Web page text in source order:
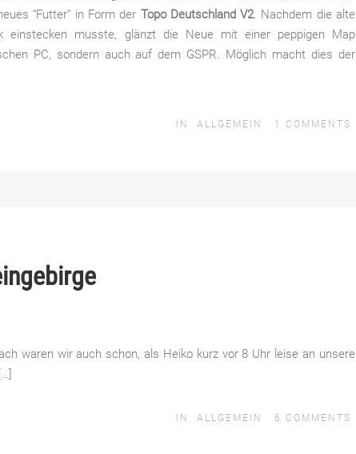
“Futter” in Form der Topo Deutschland V2. Nachdem die alte
einstecken musste, glänzt die Neue mit einer peppigen Map
PC, sondern auch auf dem GSPR. Möglich macht dies der
IN ALLGEMEIN 1 COMMENTS
waren wir auch schon, als Heiko kurz vor 8 Uhr leise an unsere
IN ALLGEMEIN 6 COMMENTS